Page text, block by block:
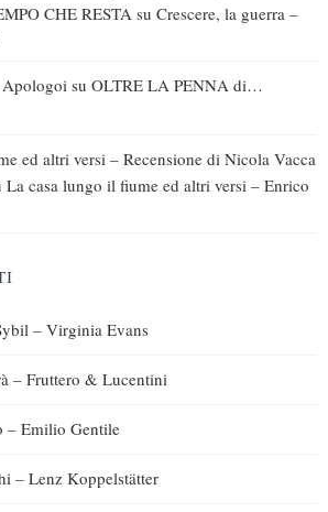
CHE RESTA su Crescere, la guerra –
Apologoi su OLTRE LA PENNA di…
ed altri versi – Recensione di Nicola Vacca
La casa lungo il fiume ed altri versi – Enrico
– Virginia Evans
– Fruttero & Lucentini
– Emilio Gentile
– Lenz Koppelstätter